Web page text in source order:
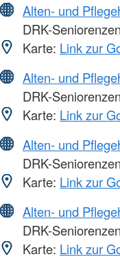
Alten- und
DRK-
Karte: Link zur
Alten- und
DRK-
Karte: Link zur
Alten- und
DRK-
Karte: Link zur
Alten- und
DRK-
Karte: Link zur